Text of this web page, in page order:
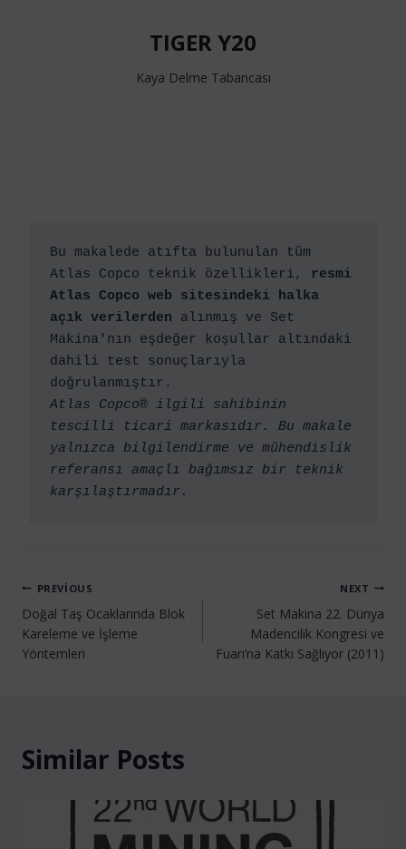
TIGER Y20
Kaya Delme Tabancası
Bu makalede atıfta bulunulan tüm
Atlas Copco teknik özellikleri, resmi
Atlas Copco web sitesindeki halka
açık verilerden alınmış ve Set
Makina'nın eşdeğer koşullar altındaki
dahili test sonuçlarıyla
doğrulanmıştır.
Atlas Copco® ilgili sahibinin
tescilli ticari markasıdır. Bu makale
yalnızca bilgilendirme ve mühendislik
referansı amaçlı bağımsız bir teknik
karşılaştırmadır.
PREVIOUS
Doğal Taş Ocaklarında Blok
Kareleme ve İşleme
Yöntemleri
NEXT
Set Makina 22. Dünya
Madencilik Kongresi ve
Fuarı’na Katkı Sağlıyor (2011)
Similar Posts